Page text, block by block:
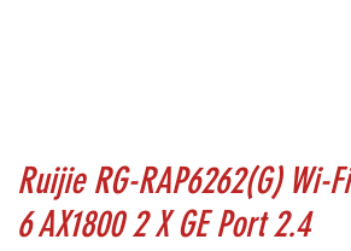
Ruijie RG-RAP6262(G) Wi-Fi
6 AX1800 2 X GE Port 2.4